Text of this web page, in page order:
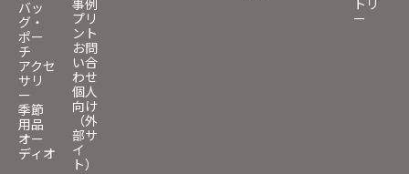
バッ
グ・
ポー
チ
アクセ
サリ
ー
季節
用品
オー
ディオ
プリ
ント
お問
い合
わせ
個人
向け
（外
部サ
イ
ト）
ー